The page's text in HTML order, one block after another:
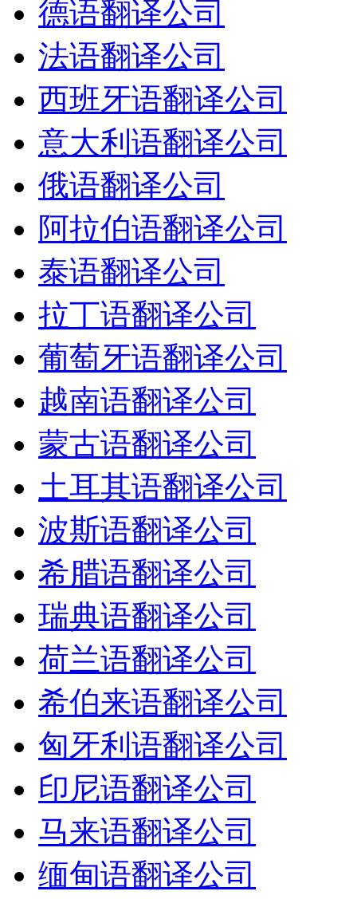
德语翻译公司
法语翻译公司
西班牙语翻译公司
意大利语翻译公司
俄语翻译公司
阿拉伯语翻译公司
泰语翻译公司
拉丁语翻译公司
葡萄牙语翻译公司
越南语翻译公司
蒙古语翻译公司
土耳其语翻译公司
波斯语翻译公司
希腊语翻译公司
瑞典语翻译公司
荷兰语翻译公司
希伯来语翻译公司
匈牙利语翻译公司
印尼语翻译公司
马来语翻译公司
缅甸语翻译公司